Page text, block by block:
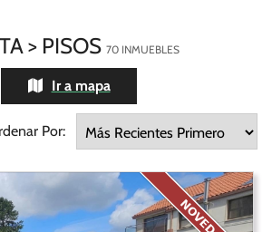
> PISOS 70 INMUEBLES
Ir a mapa
Por: